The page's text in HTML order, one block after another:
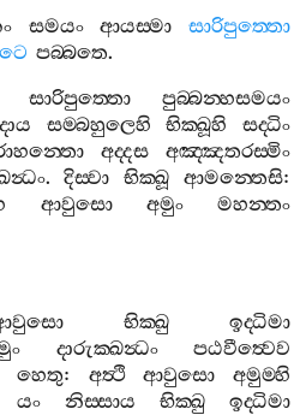
සමයං ආයස‍්මා
සාරිපුත‍්තො
පබ‍්බතෙ.
සාරිපුත‍්තො
පුබ‍්බන‍්හසමයං
සම‍්බහුලෙහි භික‍්ඛූහි
සද‍්ධිං
අද‍්දස
අඤ‍්ඤතරස‍්මිං
.දිස‍්වා භික‍්ඛූ ආමන‍්තෙසි:
ආවුසො අමුං
මහන‍්තං
භික‍්ඛු
ඉද‍්ධිමා
දාරුක‍්ඛන්‍ධං
පඨවීත්‍වෙව
හෙතු: අත්‍ථි ආවුසො
අමුම‍්හි
යං නිස‍්සාය භික‍්ඛු
ඉද‍්ධිමා